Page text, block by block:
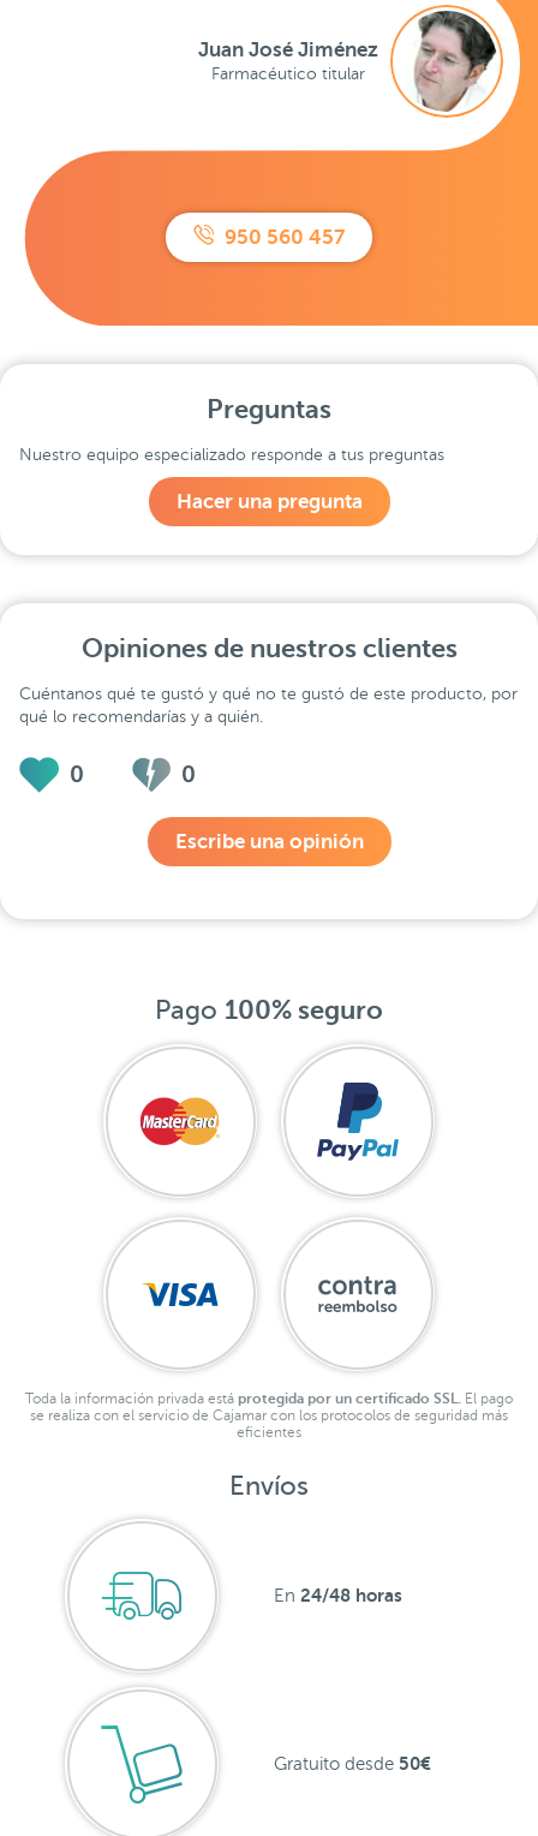
950 560 457
Juan José Jiménez
Farmacéutico titular
Preguntas
Nuestro equipo especializado responde a tus preguntas
Hacer una pregunta
Opiniones de nuestros clientes
Cuéntanos qué te gustó y qué no te gustó de este producto, por
qué lo recomendarías y a quién.
0 0
Escribe una opinión
Pago 100% seguro
Toda la información privada está protegida por un certificado SSL.
El pago
se realiza con el servicio de Cajamar con los protocolos de seguridad más
eficientes
Envíos
En 24/48 horas
Gratuito desde 50€